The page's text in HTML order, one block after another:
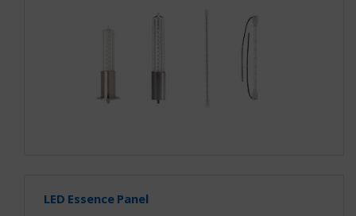
LED Essence Panel